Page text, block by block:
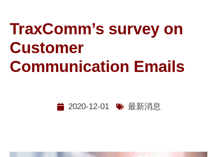
TraxComm’s survey on
Customer
Communication Emails
2020-12-01 最新消息